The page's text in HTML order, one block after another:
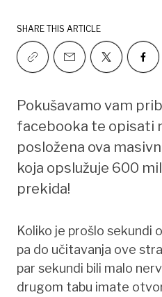
SHARE THIS ARTICLE
Pokušavamo vam
facebooka te opisati
posložena ova
koja opslužuje 600
prekida!
Koliko je prošlo sekundi
pa do učitavanja ove
par sekundi bili malo
drugom tabu imate